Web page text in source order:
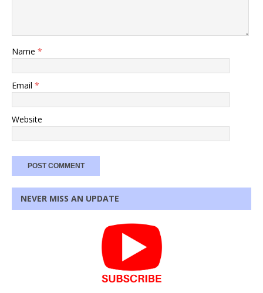
Name *
Email *
Website
NEVER MISS AN UPDATE